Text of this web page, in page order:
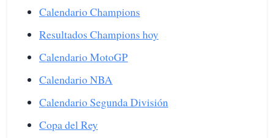
Calendario Champions
Resultados Champions hoy
Calendario MotoGP
Calendario NBA
Calendario Segunda División
Copa del Rey